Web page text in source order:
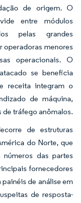
de origem. O
entre módulos
pelas grandes
operadoras menores
operacionais. O
se beneficia
receita integram o
de máquina,
tráfego anômalos.
de estruturas
do Norte, que
das partes
fornecedores
de análise em
de resposta-